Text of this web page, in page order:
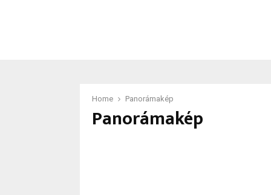
Home Panorámakép
Panorámakép